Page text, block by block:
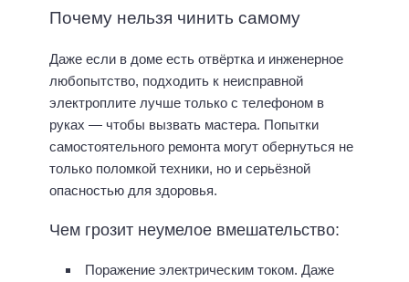
Почему нельзя чинить самому
Даже если в доме есть отвёртка и инженерное
любопытство, подходить к неисправной
электроплите лучше только с телефоном в
руках — чтобы вызвать мастера. Попытки
самостоятельного ремонта могут обернуться не
только поломкой техники, но и серьёзной
опасностью для здоровья.
Чем грозит неумелое вмешательство:
Поражение электрическим током. Даже